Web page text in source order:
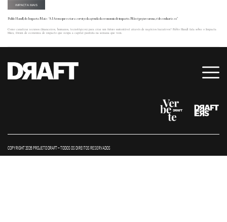
IMPACTA MAIS
Pablo Handl, do Impacta Mais: “A IA tem que estar a serviço da agenda da economia de impacto. Não é pegar carona, é desenhar isso”
Como canalizar recursos (financeiros, humanos, tecnológicos) para criar um futuro sustentável através de negócios lucrativos? Pablo Handl fala sobre o Impacta
Mais, fórum de economia de impacto que ocupa a capital paulista na semana que vem.
COPYRIGHT 2026 PROJETO DRAFT – TODOS OS DIREITOS RESERVADOS